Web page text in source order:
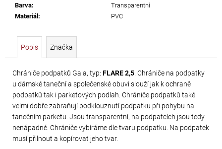
Barva:
Transparentní
Materiál: PVC
Popis Značka
Chrániče podpatků Gala, typ: FLARE 2,5 . Chrániče na podpatky
u dámské taneční a společenské obuvi slouží jak k ochraně
podpatků tak i parketových podlah. Chrániče podpatků také
velmi dobře zabraňují podklouznutí podpatku při pohybu na
tanečním parketu. Jsou transparentní, na podpatcích jsou tedy
nenápadné. Chrániče vybíráme dle tvaru podpatku. Na podpatek
musí přilnout a kopírovat jeho tvar.
PRECIOSA
VIVA12
69
Kč